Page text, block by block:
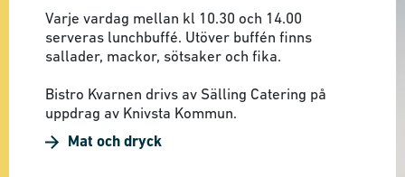
Varje vardag mellan kl 10.30 och 14.00
serveras lunchbuffé. Utöver buffén finns
sallader, mackor, sötsaker och fika.
Bistro Kvarnen drivs av Sälling Catering på
uppdrag av Knivsta Kommun.
Mat och dryck